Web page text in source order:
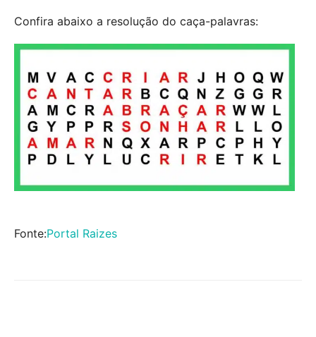
Confira abaixo a resolução do caça-palavras:
Fonte:Portal Raizes